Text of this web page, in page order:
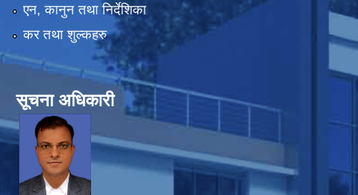
एन, कानुन तथा निर्देशिका
कर तथा शुल्कहरु
सूचना अधिकारी